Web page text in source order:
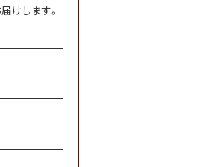
けします。